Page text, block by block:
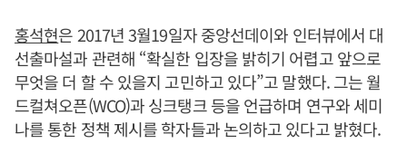
홍석현은 2017년 3월19일자 중앙선데이와 인터뷰에서 대
선출마설과 관련해 “확실한 입장을 밝히기 어렵고 앞으로
무엇을 더 할 수 있을지 고민하고 있다”고 말했다. 그는 월
드컬쳐오픈(WCO)과 싱크탱크 등을 언급하며 연구와 세미
나를 통한 정책 제시를 학자들과 논의하고 있다고 밝혔다.